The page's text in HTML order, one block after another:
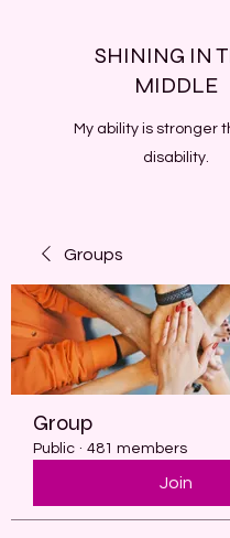
SHINING IN
MIDDLE
My ability is stronger
disability.
Groups
Group
Public · 481 members
Join